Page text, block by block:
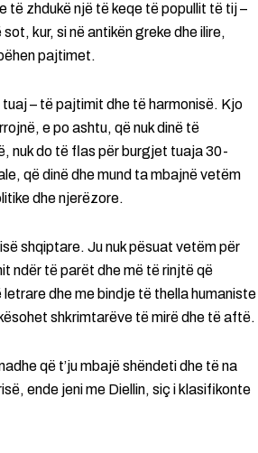
të zhdukë një të keqe të popullit të tij –
kur, si në antikën greke dhe ilire,
pajtimet.
– të pajtimit dhe të harmonisë. Kjo
e po ashtu, që nuk dinë të
nuk do të flas për burgjet tuaja 30-
që dinë dhe mund ta mbajnë vetëm
dhe njerëzore.
shqiptare. Ju nuk pësuat vetëm për
ndër të parët dhe më të rinjtë që
dhe me bindje të thella humaniste
shkrimtarëve të mirë dhe të aftë.
që t’ju mbajë shëndeti dhe të na
ende jeni me Diellin, siç i klasifikonte